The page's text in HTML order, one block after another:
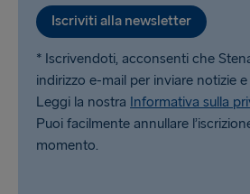
Iscriviti alla newsletter
* Iscrivendoti, acconsenti che
indirizzo e-mail per inviare notizie
Leggi la nostra Informativa sulla
Puoi facilmente annullare
momento.